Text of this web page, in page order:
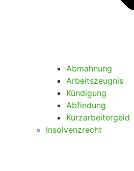
Abmahnung
Arbeitszeugnis
Kündigung
Abfindung
Kurzarbeitergeld
Insolvenzrecht